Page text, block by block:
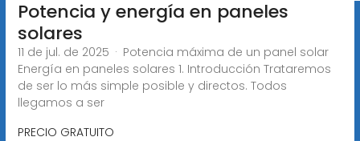
Potencia y energía en paneles
solares
11 de jul. de 2025 · Potencia máxima de un panel solar
Energía en paneles solares 1. Introducción Trataremos
de ser lo más simple posible y directos. Todos
llegamos a ser
PRECIO GRATUITO